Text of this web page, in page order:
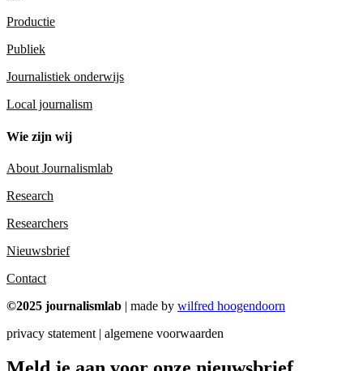
Productie
Publiek
Journalistiek onderwijs
Local journalism
Wie zijn wij
About Journalismlab
Research
Researchers
Nieuwsbrief
Contact
©2025 journalismlab | made by wilfred hoogendoorn
privacy statement | algemene voorwaarden